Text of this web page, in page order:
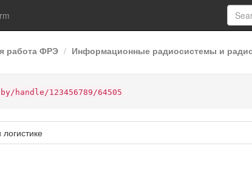
работа ФРЭ Информационные радиосистемы и
123456789/64505